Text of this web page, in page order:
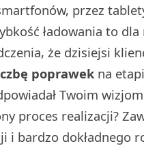
przez
ładowania to
że dzisiejsi
poprawek na
Twoim
proces realizacji?
i bardzo dokładnego